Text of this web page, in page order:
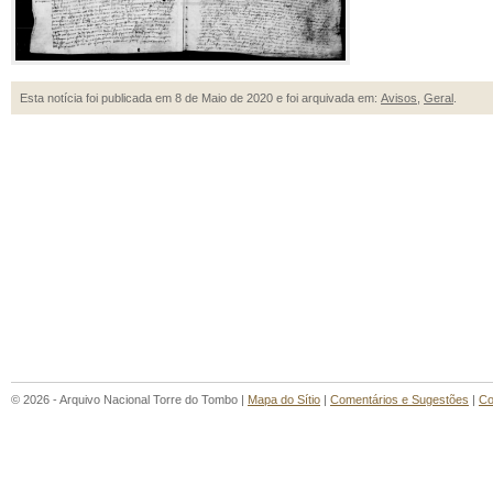
Esta notícia foi publicada em 8 de Maio de 2020 e foi arquivada em: Avisos Geral
© 2026 - Arquivo Nacional Torre do Tombo | Mapa do Sítio | Comentários e Sugestões |